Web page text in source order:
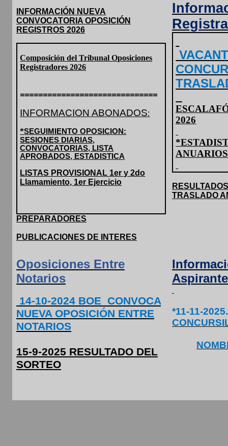
INFORMACIÓN NUEVA
CONVOCATORIA OPOSICIÓN
REGISTROS 2026
Composición del Tribunal Oposiciones
Registradores 2026
==============================
INFORMACION ABONADOS:
*SEGUIMIENTO OPOSICION:
SESIONES DIARIAS,
CONVOCATORIAS, LISTA
APROBADOS, ESTADISTICA
LISTAS PROVISIONAL 1er y 2do
Llamamiento, 1er Ejercicio
PREPARADORES
PUBLICACIONES DE INTERES
2026
TRASLADO
Oposiciones Entre
Notarios
14-10-2024 BOE CONVOCA
NUEVA OPOSICIÓN ENTRE
NOTARIOS
15-9-2025 RESULTADO DEL
SORTEO
*11-11-